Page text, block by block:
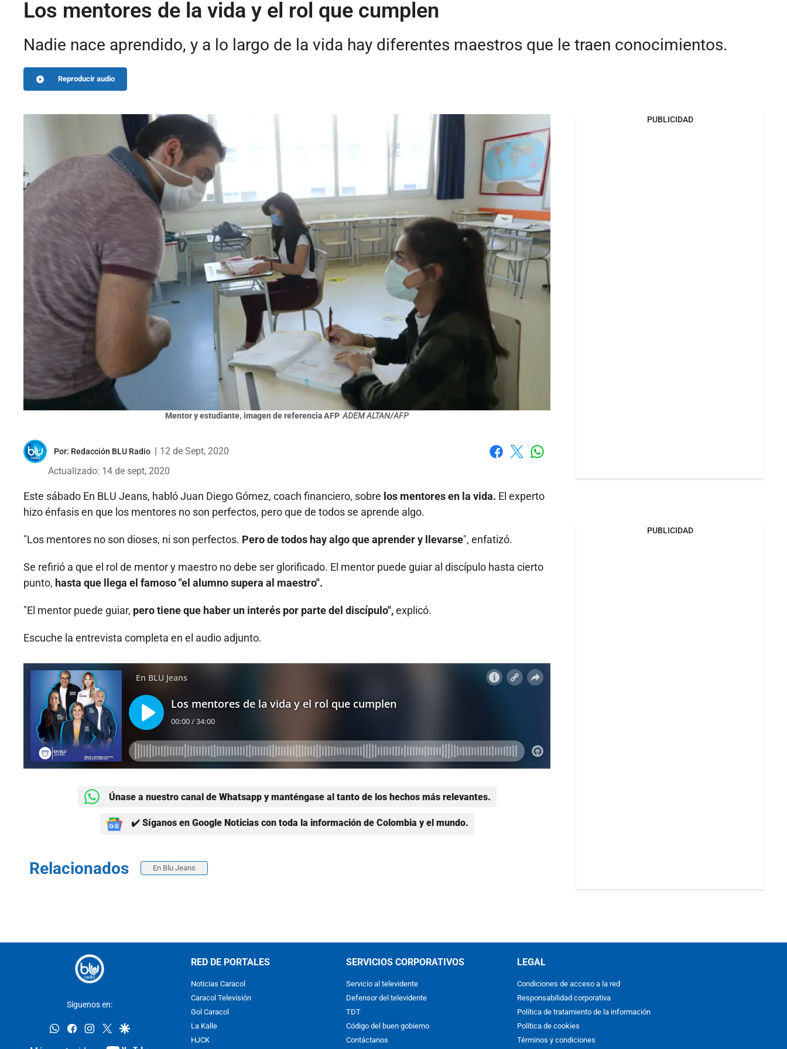
Los mentores de la vida y el rol que cumplen
Nadie nace aprendido, y a lo largo de la vida hay diferentes maestros que le traen conocimientos.
Reproducir audio
Mentor y estudiante, imagen de referencia AFP ADEM ALTAN/AFP
Por: Redacción BLU Radio
12 de Sept, 2020
Actualizado: 14 de sept, 2020
Este sábado En BLU Jeans, habló Juan Diego Gómez, coach financiero, sobre los mentores en la vida. El experto
hizo énfasis en que los mentores no son perfectos, pero que de todos se aprende algo.
"Los mentores no son dioses, ni son perfectos. Pero de todos hay algo que aprender y llevarse", enfatizó.
Se refirió a que el rol de mentor y maestro no debe ser glorificado. El mentor puede guiar al discípulo hasta cierto
punto, hasta que llega el famoso "el alumno supera al maestro".
"El mentor puede guiar, pero tiene que haber un interés por parte del discípulo",explicó.
Escuche la entrevista completa en el audio adjunto.
Únase a nuestro canal de Whatsapp y manténgase al tanto de los hechos más relevantes.
✔️ Síganos en Google Noticias con toda la información de Colombia y el mundo.
Relacionados En Blu Jeans
PUBLICIDAD
PUBLICIDAD
Síguenos en:
whatsappfacebookinstagram
twittergoogle
RED DE PORTALES
Noticias Caracol
Caracol Televisión
Gol Caracol
La Kalle
HJCK
SERVICIOS CORPORATIVOS
Servicio al televidente
Defensor del televidente
TDT
Código del buen gobierno
Contáctanos
LEGAL
Condiciones de acceso a la red
Responsabilidad corporativa
Política de tratamiento de la información
Política de cookies
Términos y condiciones